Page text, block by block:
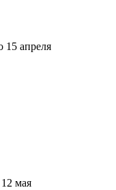
15 апреля
12 мая